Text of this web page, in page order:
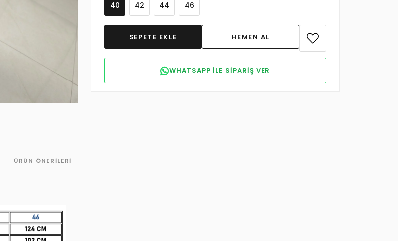
40 42 44 46
WHATSAPP ILE SIPARIŞ VER
ÜRÜN ÖNERILERI